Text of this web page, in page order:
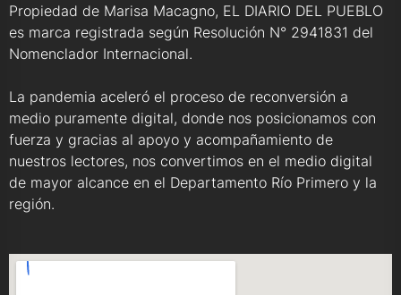
Propiedad de Marisa Macagno, EL DIARIO DEL PUEBLO
es marca registrada según Resolución N° 2941831 del
Nomenclador Internacional.
La pandemia aceleró el proceso de reconversión a
medio puramente digital, donde nos posicionamos con
fuerza y gracias al apoyo y acompañamiento de
nuestros lectores, nos convertimos en el medio digital
de mayor alcance en el Departamento Río Primero y la
región.